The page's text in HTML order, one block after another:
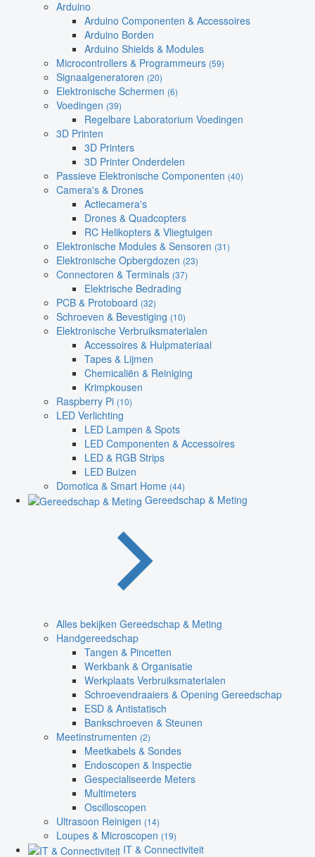
Arduino
Arduino Componenten & Accessoires
Arduino Borden
Arduino Shields & Modules
Microcontrollers & Programmeurs (59)
Signaalgeneratoren (20)
Elektronische Schermen (6)
Voedingen (39)
Regelbare Laboratorium Voedingen
3D Printen
3D Printers
3D Printer Onderdelen
Passieve Elektronische Componenten (40)
Camera's & Drones
Actiecamera's
Drones & Quadcopters
RC Helikopters & Vliegtuigen
Elektronische Modules & Sensoren (31)
Elektronische Opbergdozen (23)
Connectoren & Terminals (37)
Elektrische Bedrading
PCB & Protoboard (32)
Schroeven & Bevestiging (10)
Elektronische Verbruiksmaterialen
Accessoires & Hulpmateriaal
Tapes & Lijmen
Chemicaliën & Reiniging
Krimpkousen
Raspberry Pi (10)
LED Verlichting
LED Lampen & Spots
LED Componenten & Accessoires
LED & RGB Strips
LED Buizen
Domotica & Smart Home (44)
Gereedschap & Meting
Alles bekijken Gereedschap & Meting
Handgereedschap
Tangen & Pincetten
Werkbank & Organisatie
Werkplaats Verbruiksmaterialen
Schroevendraaiers & Opening Gereedschap
ESD & Antistatisch
Bankschroeven & Steunen
Meetinstrumenten (2)
Meetkabels & Sondes
Endoscopen & Inspectie
Gespecialiseerde Meters
Multimeters
Oscilloscopen
Ultrasoon Reinigen (14)
Loupes & Microscopen (19)
IT & Connectiviteit